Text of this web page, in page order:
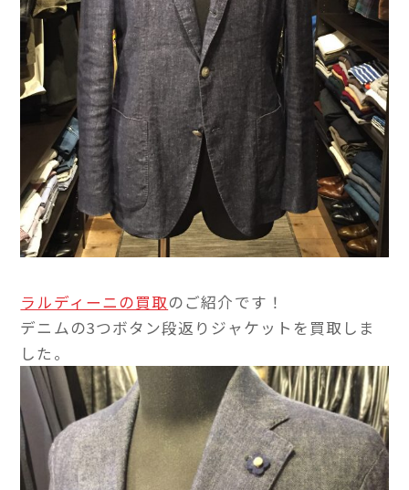
ラルディーニの買取のご紹介です！
デニムの3つボタン段返りジャケットを買取しま
した。